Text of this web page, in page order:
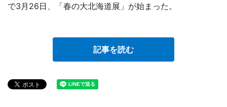
で3月26日、「春の大北海道展」が始まった。
記事を読む